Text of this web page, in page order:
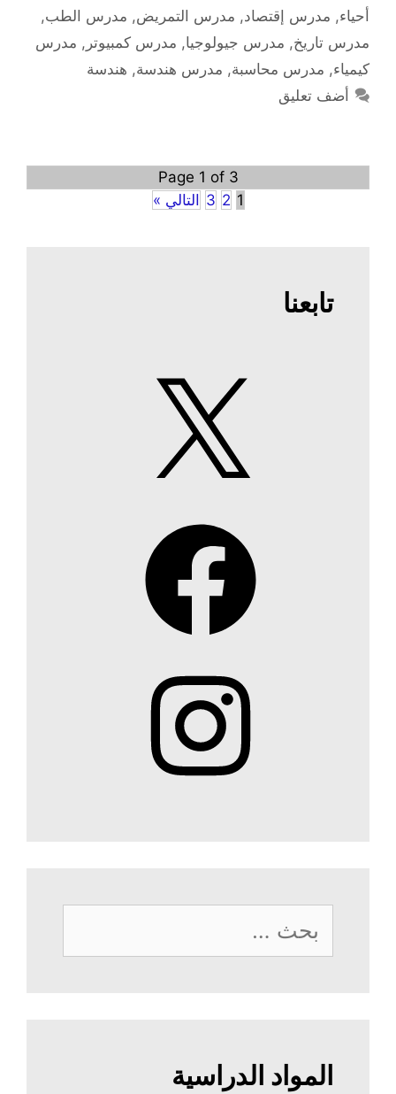
أحياء, مدرس إقتصاد, مدرس التمريض, مدرس الطب,
مدرس تاريخ, مدرس جيولوجيا, مدرس كمبيوتر , مدرس
كيمياء, مدرس محاسبة, مدرس هندسة, هندسة
أضف تعليق
Page 1 of 3
1
2
3 التالي »
تابعنا
Facebook
Instagram
عن:
المواد الدراسية